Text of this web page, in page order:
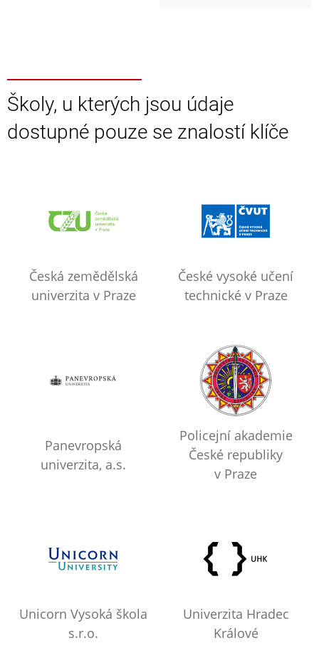
Školy, u kterých jsou údaje
dostupné pouze se znalostí klíče
Česká zemědělská
univerzita v Praze
České vysoké učení
technické v Praze
Panevropská
univerzita, a.s.
Policejní akademie
České republiky
v Praze
Unicorn Vysoká škola
s.r.o.
Univerzita Hradec
Králové